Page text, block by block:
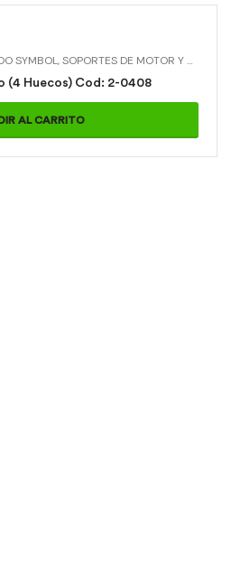
SYMBOL,SOPORTES DE MOTOR Y CAJA
Soporte Motor Derecho (4 Huecos) Cod: 2-0408
AL CARRITO